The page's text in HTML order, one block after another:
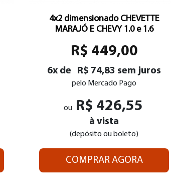
4x2 dimensionado CHEVETTE
MARAJÓ E CHEVY 1.0 e 1.6
R$ 449,00
6x de R$ 74,83 sem juros
pelo Mercado Pago
ou R$ 426,55
à vista
(depósito ou boleto)
COMPRAR AGORA